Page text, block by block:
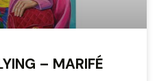
– MARIFÉ